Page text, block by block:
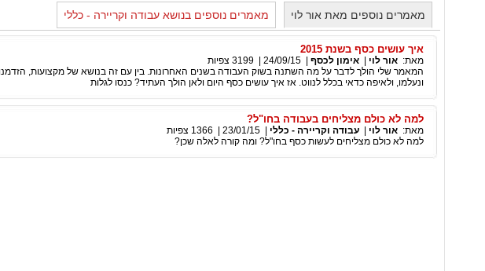
מאמרים נוספים מאת אור לוי מאמרים נוספים בנושא עבודה וקריירה - כללי
איך עושים כסף בשנת 2015
מאת: אור לוי אימון לכסף 24/09/15
3199 צפיות
המאמר שלי הולך לדבר על מה השתנה בשוק העבודה בשנים האחרונות. בין עם זה בנושא של מקצועות,
ונעלמו, ולאיפה כדאי בכלל לנווט. אז איך עושים כסף היום ולאן הולך העתיד? כנסו לגלות
למה לא כולם מצליחים בעבודה בחו"ל?
מאת: אור לוי עבודה וקריירה - כללי 23/01/15
1366 צפיות
למה לא כולם מצליחים לעשות כסף בחו"ל? ומה קורה לאלה שכן?